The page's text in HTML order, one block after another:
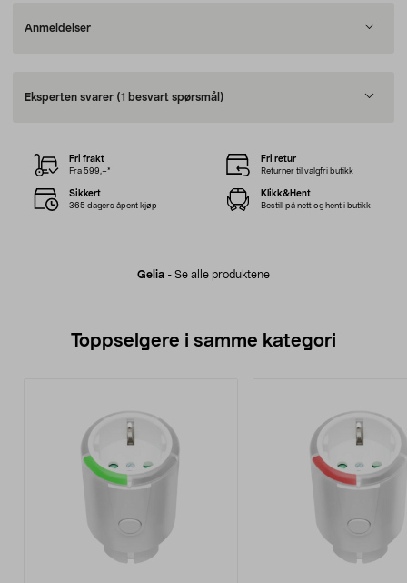
Anmeldelser
Eksperten svarer (1 besvart spørsmål)
Gelia - Se alle produktene
Fri frakt
Fra 599,–*
Fri retur
Returner til valgfri butikk
Sikkert
365 dagers åpent kjøp
Klikk&Hent
Bestill på nett og hent i butikk
Toppselgere i samme kategori